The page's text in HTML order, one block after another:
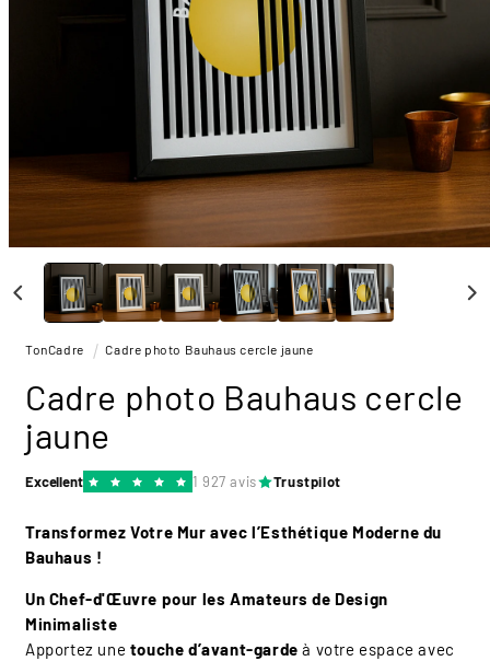
média
fenêtre
TonCadre Cadre photo Bauhaus cercle jaune
Cadre photo Bauhaus cercle
jaune
Excellent 1 927 avis Trustpilot
Transformez Votre Mur avec l’Esthétique Moderne du
Bauhaus !
Un Chef-d'Œuvre pour les Amateurs de Design
Minimaliste
Apportez une touche d’avant-garde à votre espace avec